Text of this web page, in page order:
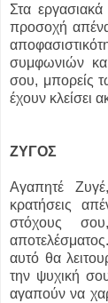
Στα
προσοχή
συμφωνιών
σου, μπορείς
έχουν κλείσει
ΖΥΓΟΣ
Αγαπητέ
κρατήσεις
στόχους
αυτό θα
την ψυχική
αγαπούν να